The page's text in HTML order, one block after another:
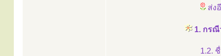
ส่ง
1. กรณี
1.2.